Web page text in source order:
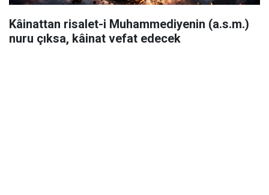
Kâinattan risalet-i Muhammediyenin (a.s.m.)
nuru çıksa, kâinat vefat edecek